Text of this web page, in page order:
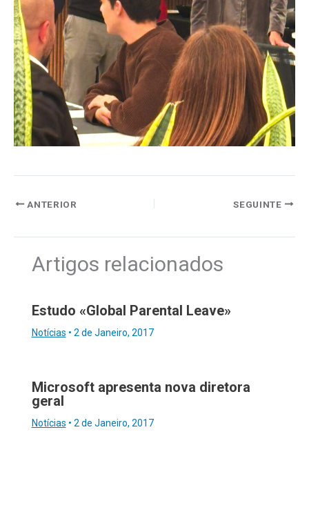
ANTERIOR SEGUINTE
Artigos relacionados
Estudo «Global Parental Leave»
Notícias • 2 de Janeiro, 2017
Microsoft apresenta nova diretora
geral
Notícias • 2 de Janeiro, 2017